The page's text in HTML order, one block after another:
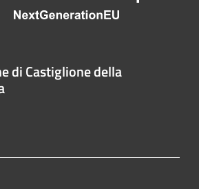
di Castiglione della